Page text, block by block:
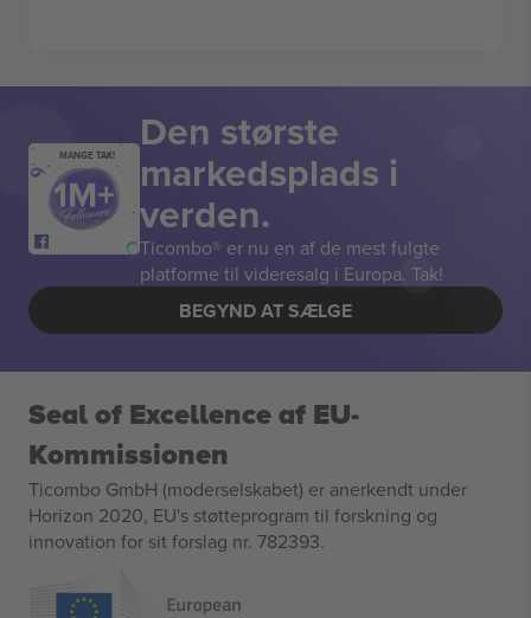
MANGE TAK! Den største
markedsplads i
verden.
Ticombo® er nu en af de mest fulgte
platforme til videresalg i Europa. Tak!
BEGYND AT SÆLGE
Seal of Excellence af EU-
Kommissionen
Ticombo GmbH (moderselskabet) er anerkendt under
Horizon 2020, EU's støtteprogram til forskning og
innovation for sit forslag nr. 782393.